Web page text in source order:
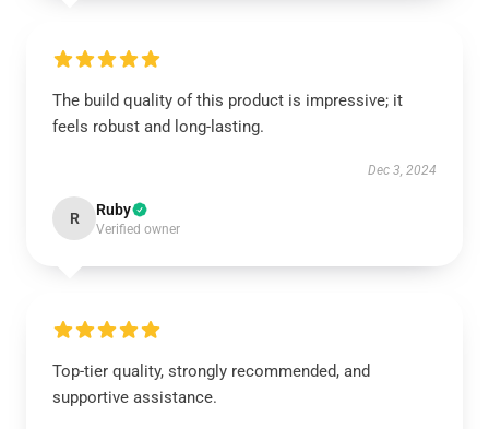
The build quality of this product is impressive; it
feels robust and long-lasting.
Dec 3, 2024
R Ruby
Verified owner
Top-tier quality, strongly recommended, and
supportive assistance.